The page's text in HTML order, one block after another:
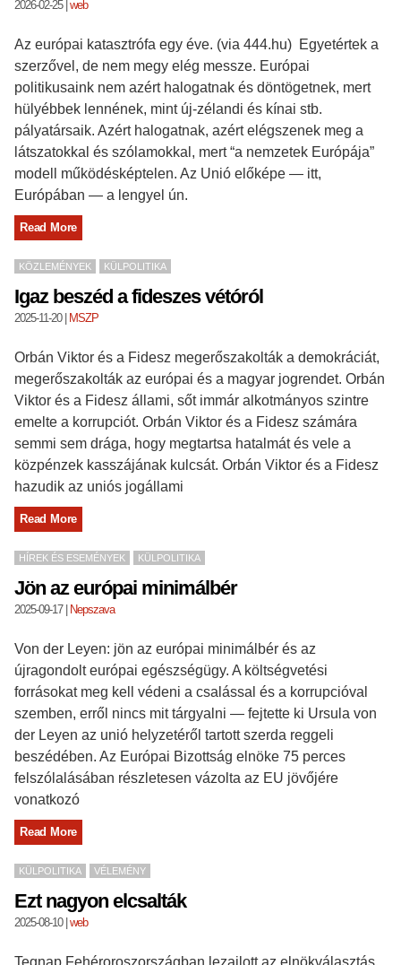
2026-02-25| web
Az európai katasztrófa egy éve. (via 444.hu) Egyetértek a
szerzővel, de nem megy elég messze. Európai
politikusaink nem azért halogatnak és döntögetnek, mert
hülyébbek lennének, mint új-zélandi és kínai stb.
pályatársaik. Azért halogatnak, azért elégszenek meg a
látszatokkal és szólamokkal, mert “a nemzetek Európája”
modell működésképtelen. Az Unió előképe — itt,
Európában — a lengyel ún.
Read More
KÖZLEMÉNYEK KÜLPOLITIKA
Igaz beszéd a fideszes vétóról
2025-11-20| MSZP
Orbán Viktor és a Fidesz megerőszakolták a demokráciát,
megerőszakolták az európai és a magyar jogrendet. Orbán
Viktor és a Fidesz állami, sőt immár alkotmányos szintre
emelte a korrupciót. Orbán Viktor és a Fidesz számára
semmi sem drága, hogy megtartsa hatalmát és vele a
közpénzek kasszájának kulcsát. Orbán Viktor és a Fidesz
hazudik az uniós jogállami
Read More
HÍREK ÉS ESEMÉNYEK KÜLPOLITIKA
Jön az európai minimálbér
2025-09-17| Nepszava
Von der Leyen: jön az európai minimálbér és az
újragondolt európai egészségügy. A költségvetési
forrásokat meg kell védeni a csalással és a korrupcióval
szemben, erről nincs mit tárgyalni — fejtette ki Ursula von
der Leyen az unió helyzetéről tartott szerda reggeli
beszédében. Az Európai Bizottság elnöke 75 perces
felszólalásában részletesen vázolta az EU jövőjére
vonatkozó
Read More
KÜLPOLITIKA VÉLEMÉNY
Ezt nagyon elcsalták
2025-08-10|web
Tegnap Fehéroroszországban lezajlott az elnökválasztás,